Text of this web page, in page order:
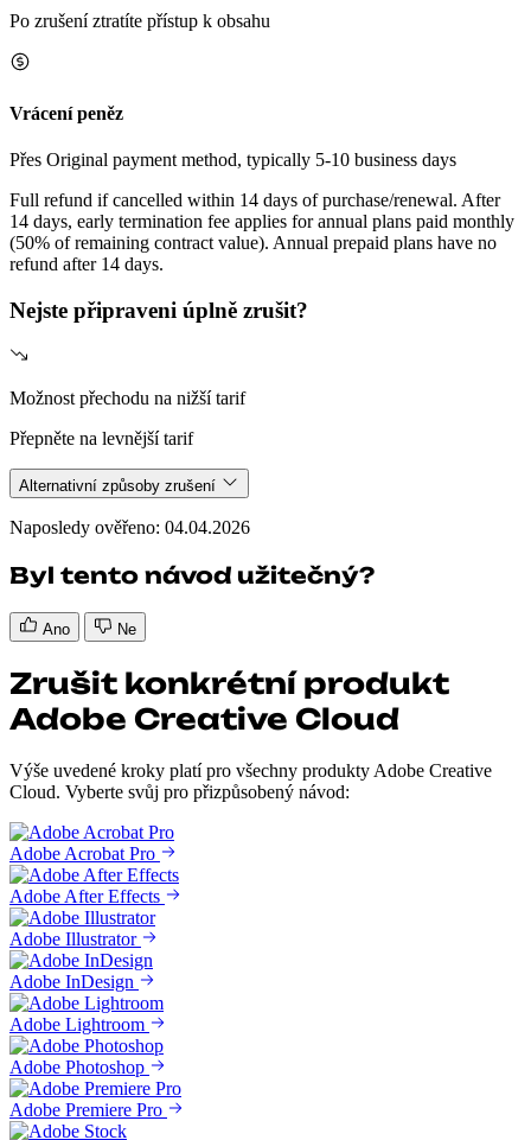
Po zrušení ztratíte přístup k obsahu
Vrácení peněz
Přes Original payment method, typically 5-10 business days
Full refund if cancelled within 14 days of purchase/renewal. After
14 days, early termination fee applies for annual plans paid monthly
(50% of remaining contract value). Annual prepaid plans have no
refund after 14 days.
Nejste připraveni úplně zrušit?
Možnost přechodu na nižší tarif
Přepněte na levnější tarif
Alternativní způsoby zrušení
Naposledy ověřeno: 04.04.2026
Byl tento návod užitečný?
Ano Ne
Zrušit konkrétní produkt
Adobe Creative Cloud
Výše uvedené kroky platí pro všechny produkty Adobe Creative
Cloud. Vyberte svůj pro přizpůsobený návod:
Adobe Acrobat Pro
Adobe After Effects
Adobe Illustrator
Adobe InDesign
Adobe Lightroom
Adobe Photoshop
Adobe Premiere Pro